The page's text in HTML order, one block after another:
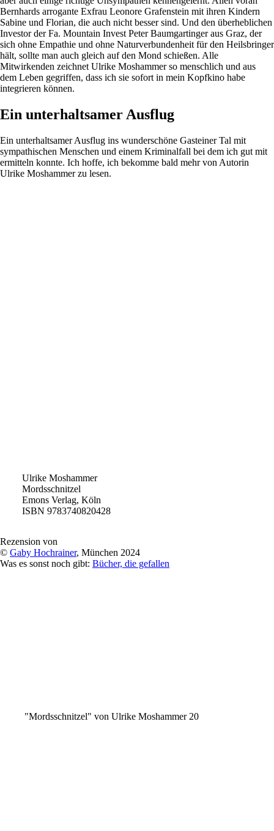
Bernhards arrogante Exfrau Leonore Grafenstein mit ihren Kindern
Sabine und Florian, die auch nicht besser sind. Und den überheblichen
Investor der Fa. Mountain Invest Peter Baumgartinger aus Graz, der
sich ohne Empathie und ohne Naturverbundenheit für den Heilsbringer
hält, sollte man auch gleich auf den Mond schießen. Alle
Mitwirkenden zeichnet Ulrike Moshammer so menschlich und aus
dem Leben gegriffen, dass ich sie sofort in mein Kopfkino habe
integrieren können.
Ein unterhaltsamer Ausflug
Ein unterhaltsamer Ausflug ins wunderschöne Gasteiner Tal mit
sympathischen Menschen und einem Kriminalfall bei dem ich gut mit
ermitteln konnte. Ich hoffe, ich bekomme bald mehr von Autorin
Ulrike Moshammer zu lesen.
Ulrike Moshammer
Mordsschnitzel
Emons Verlag, Köln
ISBN 9783740820428
Rezension von
© Gaby Hochrainer, München 2024
Was es sonst noch gibt: Bücher, die gefallen
"Mordsschnitzel" von Ulrike Moshammer 20